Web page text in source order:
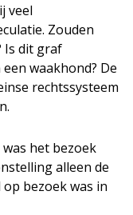
veel
Zouden
Is dit graf
waakhond? De
rechtssysteem
het bezoek
alleen de
bezoek was in